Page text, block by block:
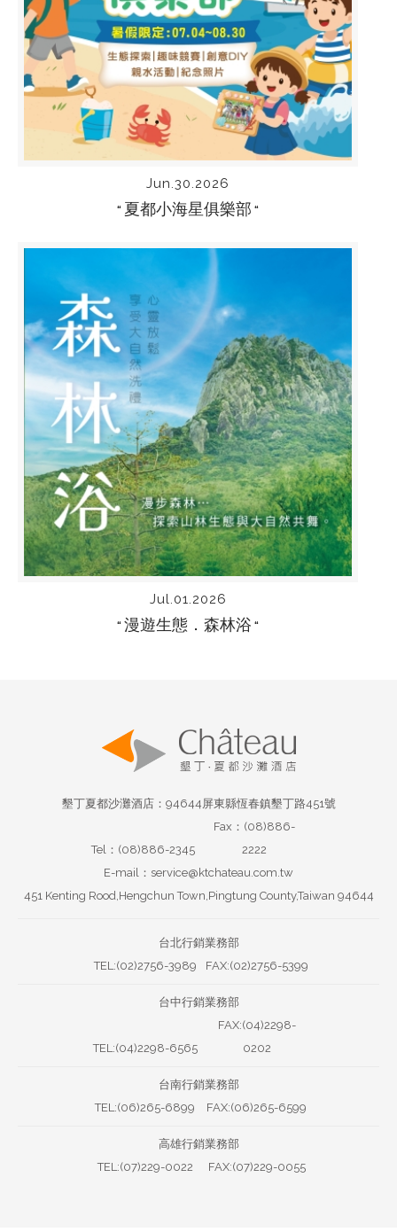
Jun.30.2026
“ 夏都小海星俱樂部 “
Jul.01.2026
“ 漫遊生態．森林浴 “
墾丁夏都沙灘酒店：94644屏東縣恆春鎮墾丁路451號
Tel：(08)886-2345
Fax：(08)886-
2222
E-mail：service@ktchateau.com.tw
451 Kenting Rood,Hengchun Town,Pingtung County,Taiwan 94644
台北行銷業務部
TEL:(02)2756-3989
FAX:(02)2756-5399
台中行銷業務部
TEL:(04)2298-6565
FAX:(04)2298-
0202
台南行銷業務部
TEL:(06)265-6899
FAX:(06)265-6599
高雄行銷業務部
TEL:(07)229-0022
FAX:(07)229-0055